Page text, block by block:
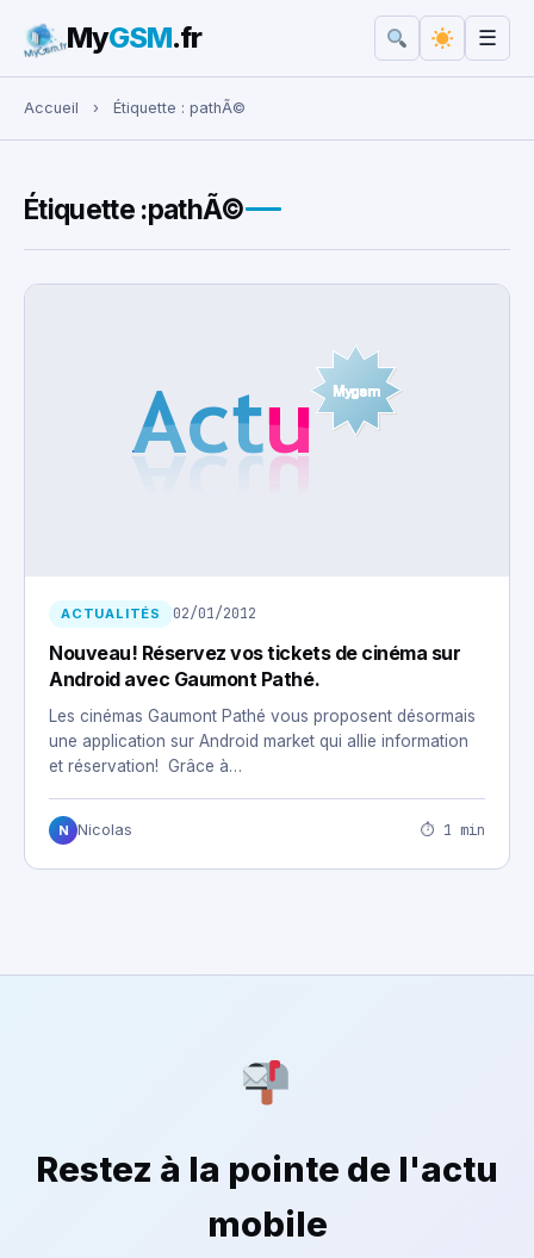
Rechercher :
MyGSM.fr ☰
Accueil › Étiquette : pathÃ©
Étiquette :pathÃ©
ACTUALITÉS 02/01/2012
Nouveau! Réservez vos tickets de cinéma sur
Android avec Gaumont Pathé.
Les cinémas Gaumont Pathé vous proposent désormais
une application sur Android market qui allie information
et réservation! Grâce à…
N Nicolas ⏱ 1 min
Restez à la pointe de l'actu
mobile